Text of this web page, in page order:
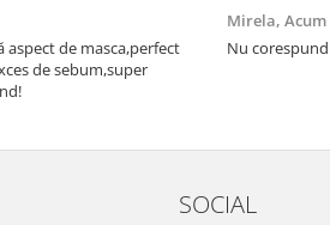
aspect de masca,perfect
de sebum,super
Mirela, Acum
Nu
SOCIAL